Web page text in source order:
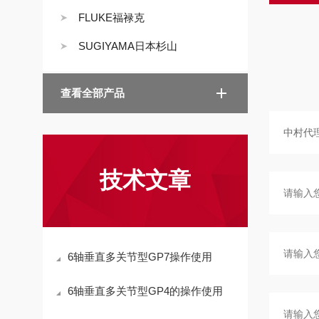
FLUKE福禄克
SUGIYAMA日本杉山
查看全部产品
技术文章
6轴垂直多关节型GP7操作使用
6轴垂直多关节型GP4的操作使用